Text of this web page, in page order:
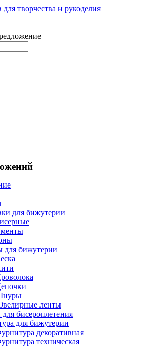
для бижутерии
для бижутерии
ленты
бисероплетения
для бижутерии
декоративная
техническая